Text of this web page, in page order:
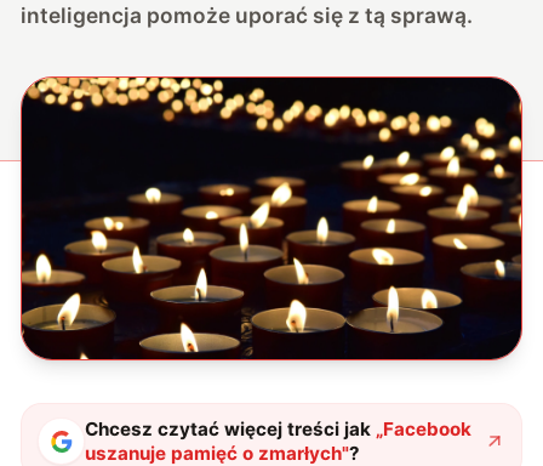
inteligencja pomoże uporać się z tą sprawą.
Chcesz czytać więcej treści jak „Facebook
uszanuje pamięć o zmarłych"?